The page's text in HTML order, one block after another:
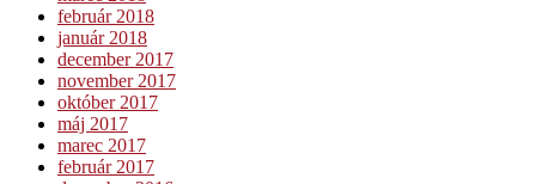
február 2018
január 2018
december 2017
november 2017
október 2017
máj 2017
marec 2017
február 2017